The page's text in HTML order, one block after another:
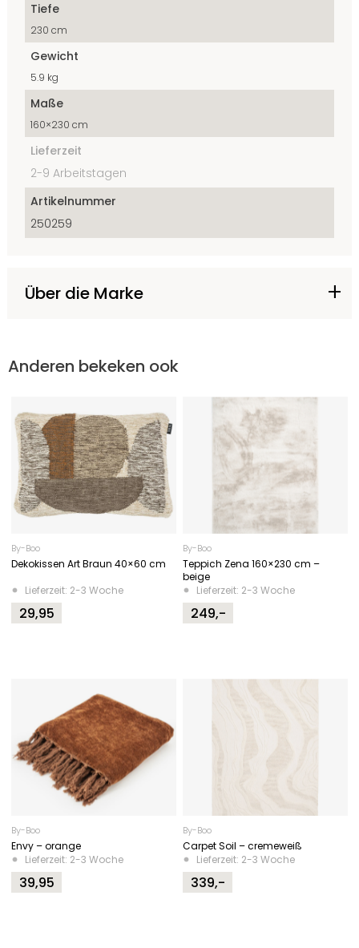
Tiefe
230 cm
Gewicht
5.9 kg
Maße
160×230 cm
Lieferzeit
2-9 Arbeitstagen
Artikelnummer
250259
Über die Marke
Anderen bekeken ook
By-Boo
Dekokissen Art Braun 40×60 cm
Lieferzeit: 2-3 Woche
29,95
By-Boo
Teppich Zena 160×230 cm –
beige
Lieferzeit: 2-3 Woche
249,-
By-Boo
Envy – orange
Lieferzeit: 2-3 Woche
39,95
By-Boo
Carpet Soil – cremeweiß
Lieferzeit: 2-3 Woche
339,-